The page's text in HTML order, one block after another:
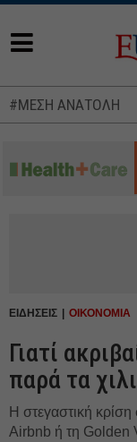
#ΜΕΣΗ ΑΝΑΤΟΛΗ
ΕΙΔΗΣΕΙΣ ΟΙΚΟΝΟΜΙΑ
Γιατί
παρά τα
Η στεγαστική
Airbnb ή τη Golden